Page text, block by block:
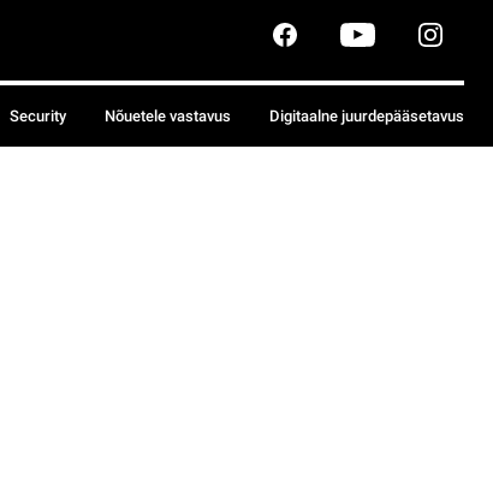
Security Nõuetele vastavus Digitaalne juurdepääsetavus